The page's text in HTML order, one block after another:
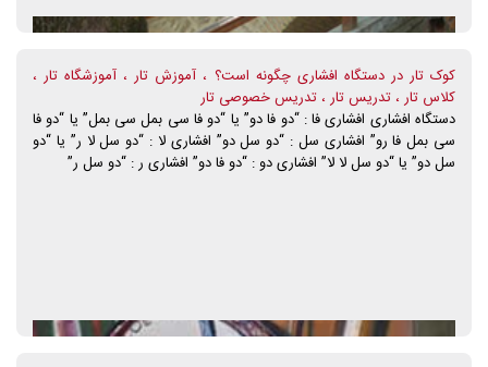
دیگر. حال اگر سازی با کیفیت صدایی خوب دارای ظاهری زیبا و مواد آن، با
کیفیت، و نو باشند زهی سعادت. ادامه دارد؟
کوک تار در دستگاه افشاری چگونه است؟ ، آموزش تار ، آموزشگاه تار ،
کلاس تار ، تدریس تار ، تدریس خصوصی تار
دستگاه افشاری افشاری فا : “دو فا دو” یا “دو فا سی بمل سی بمل” یا “دو فا
سی بمل فا رو” افشاری سل : “دو سل دو” افشاری لا : “دو سل لا ر” یا “دو
سل دو” یا “دو سل لا لا” افشاری دو : “دو فا دو” افشاری ر : “دو سل ر”